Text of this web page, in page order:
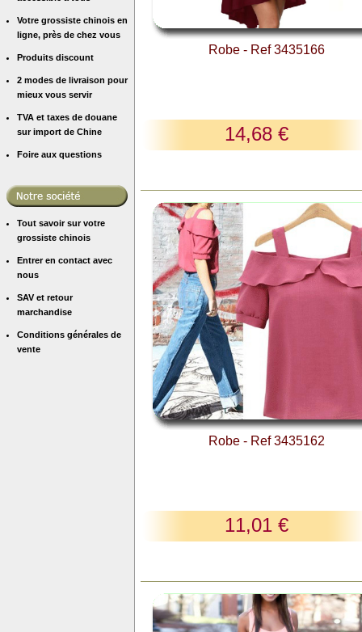
Votre grossiste chinois en
ligne, près de chez vous
Produits discount
2 modes de livraison pour
mieux vous servir
TVA et taxes de douane
sur import de Chine
Foire aux questions
Tout savoir sur votre
grossiste chinois
Entrer en contact avec
nous
SAV et retour
marchandise
Conditions générales de
vente
Robe - Ref 3435166
14,68 €
Robe - Ref 3435162
11,01 €